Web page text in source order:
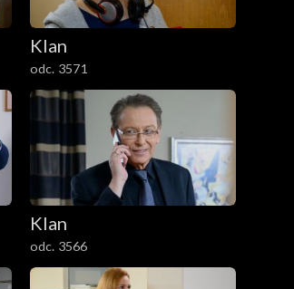
Klan
odc. 3571
Klan
odc. 3566